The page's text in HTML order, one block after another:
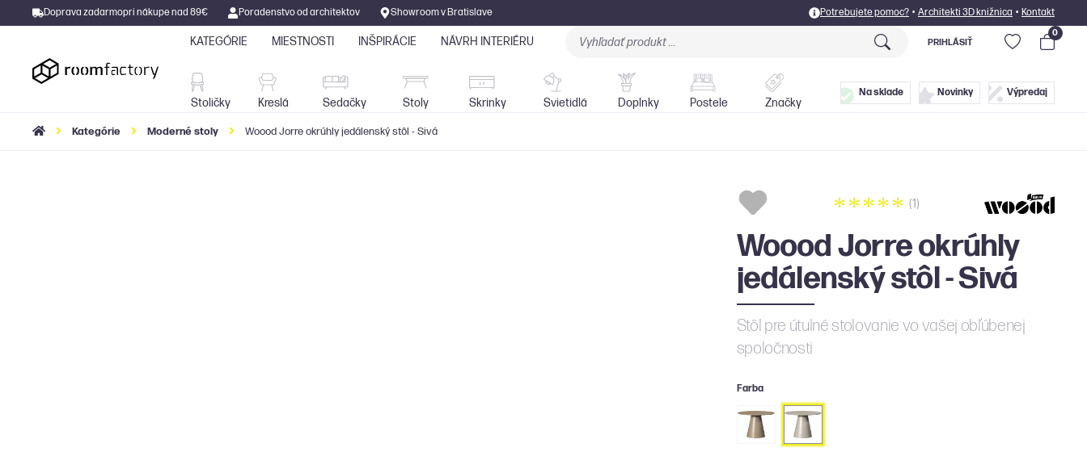
Doprava zadarmopri nákupe nad 89€ Poradenstvo od architektov Showroom v Bratislave Potrebujete pomoc? • Architekti 3D knižnica • Kontakt
KATEGÓRIE
Kreslá Sedačky Svietidlá Doplnky Postele
MIESTNOSTI INŠPIRÁCIE NÁVRH INTERIÉRU PRIHLÁSIŤ
0
Stoličky Kreslá Sedačky Stoly Skrinky Svietidlá Doplnky Postele Značky
Na sklade Novinky Výpredaj
Kategórie Moderné stoly Woood Jorre okrúhly jedálenský stôl - Sivá
(1)
Woood Jorre okrúhly
jedálenský stôl - Sivá
Stôl pre útulné stolovanie vo vašej obľúbenej
spoločnosti
Farba